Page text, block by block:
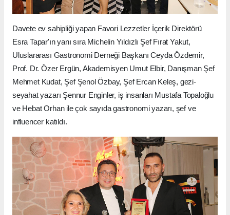
Davete ev sahipliği yapan Favori Lezzetler İçerik Direktörü
Esra Tapar'ın yanı sıra Michelin Yıldızlı Şef Fırat Yakut,
Uluslararası Gastronomi Derneği Başkanı Ceyda Özdemir,
Prof. Dr. Özer Ergün, Akademisyen Umut Elbir, Danışman Şef
Mehmet Kudat, Şef Şenol Özbay, Şef Ercan Keleş, gezi-
seyahat yazarı Şennur Enginler, iş insanları Mustafa Topaloğlu
ve Hebat Orhan ile çok sayıda gastronomi yazarı, şef ve
influencer katıldı.